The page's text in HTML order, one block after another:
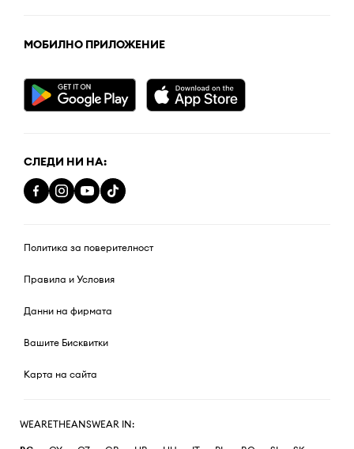
МОБИЛНО ПРИЛОЖЕНИЕ
СЛЕДИ НИ НА:
Политика за поверителност
Правила и Условия
Данни на фирмата
Вашите Бисквитки
Карта на сайта
WEARETHEANSWEAR IN: